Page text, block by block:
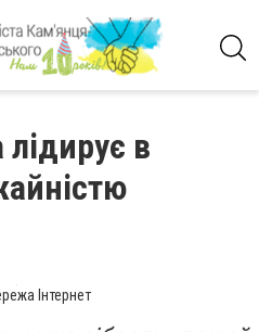
в
Інтернет